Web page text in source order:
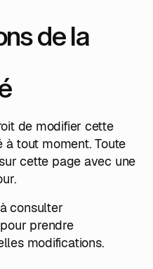
de la
de modifier cette
tout moment. Toute
cette page avec une
consulter
prendre
modifications.